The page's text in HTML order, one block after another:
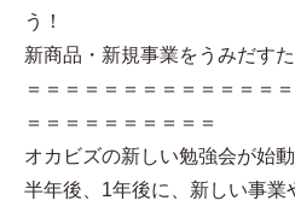
う！
新商品・新規事業をうみだす
＝＝＝＝＝＝＝＝＝＝＝＝＝
＝＝＝＝＝＝＝＝＝＝
オカビズの新しい勉強会が始動
半年後、1年後に、新しい事